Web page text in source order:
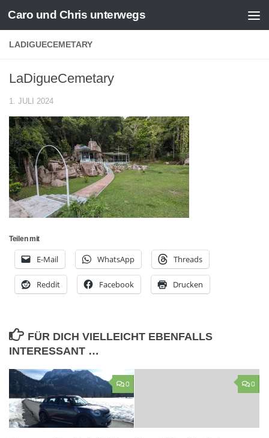
Zum Inhalt springen
Caro und Chris unterwegs
LADIGUECEMETARY
LaDigueCemetary
1. JULI 2024
Teilen mit
E-Mail WhatsApp Threads
Reddit Facebook Drucken
FÜR DICH VIELLEICHT EBENFALLS
INTERESSANT …
0 0